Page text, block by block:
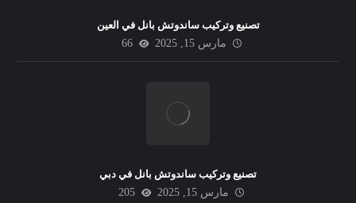
تصنيع وتركيب ساندوتش بانل في العين
مارس 15, 2025
66
تصنيع وتركيب ساندوتش بانل في دبي
مارس 15, 2025
205